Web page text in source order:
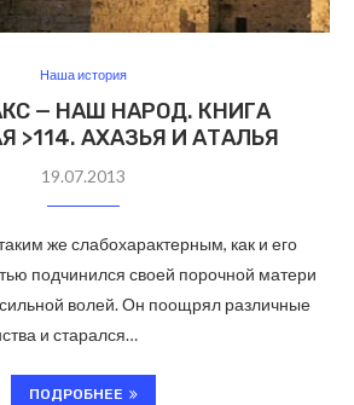
Наша история
— НАШ НАРОД. КНИГА
>114. АХАЗЬЯ И АТАЛЬЯ
19.07.2013
же слабохарактерным, как и его
подчинился своей порочной матери
волей. Он поощрял различные
и старался…
ПОДРОБНЕЕ